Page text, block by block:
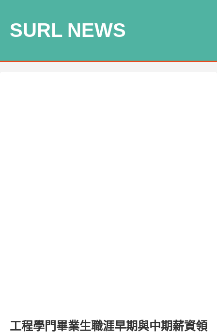
SURL NEWS
工程學門畢業生職涯早期與中期薪資領